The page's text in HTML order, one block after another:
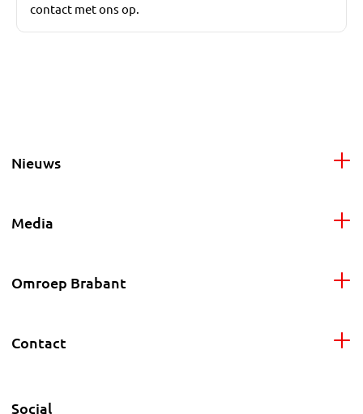
contact met ons op.
Nieuws
Media
Omroep Brabant
Contact
Social